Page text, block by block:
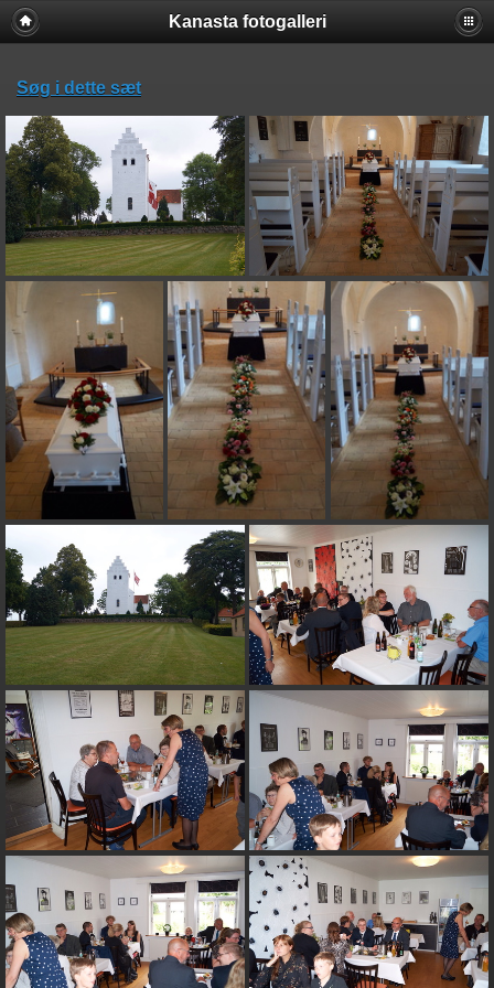
Kanasta fotogalleri
Søg i dette sæt